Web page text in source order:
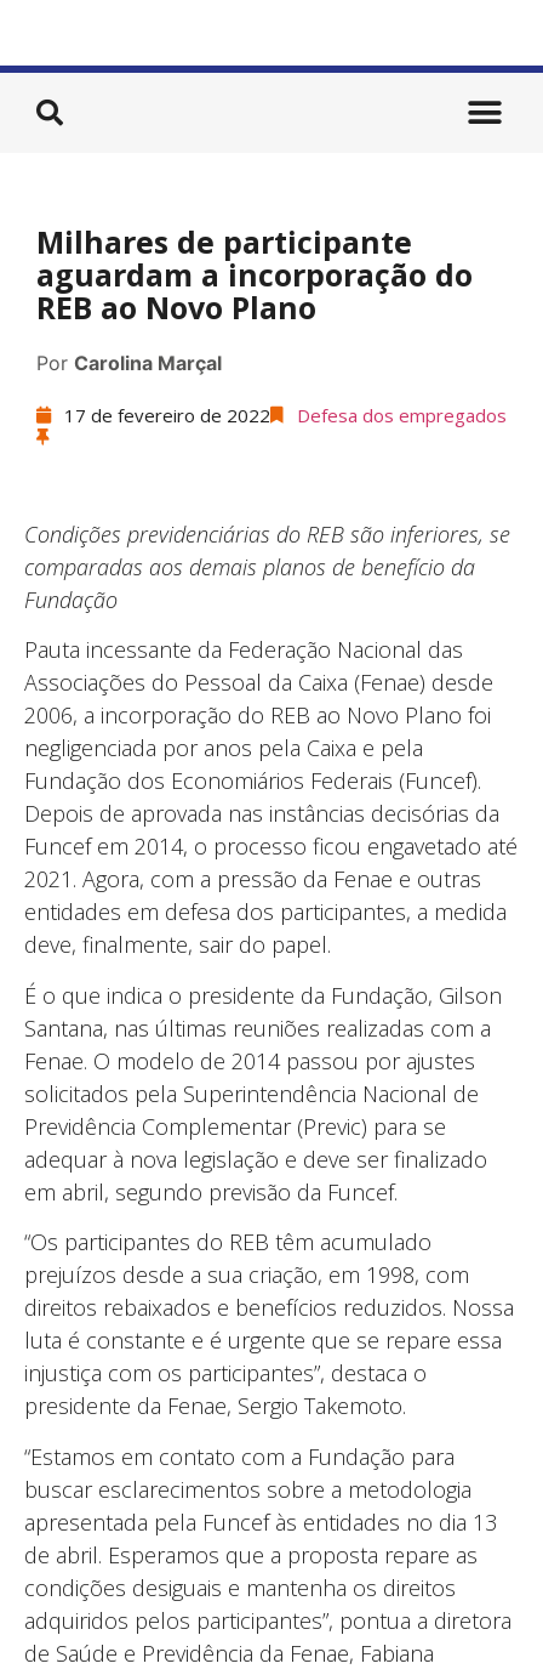
Milhares de participante
aguardam a incorporação do
REB ao Novo Plano
Por Carolina Marçal
17 de fevereiro de 2022 Defesa dos empregados
Condições previdenciárias do REB são inferiores, se
comparadas aos demais planos de benefício da
Fundação
Pauta incessante da Federação Nacional das
Associações do Pessoal da Caixa (Fenae) desde
2006, a incorporação do REB ao Novo Plano foi
negligenciada por anos pela Caixa e pela
Fundação dos Economiários Federais (Funcef).
Depois de aprovada nas instâncias decisórias da
Funcef em 2014, o processo ficou engavetado até
2021. Agora, com a pressão da Fenae e outras
entidades em defesa dos participantes, a medida
deve, finalmente, sair do papel.
É o que indica o presidente da Fundação, Gilson
Santana, nas últimas reuniões realizadas com a
Fenae. O modelo de 2014 passou por ajustes
solicitados pela Superintendência Nacional de
Previdência Complementar (Previc) para se
adequar à nova legislação e deve ser finalizado
em abril, segundo previsão da Funcef.
“Os participantes do REB têm acumulado
prejuízos desde a sua criação, em 1998, com
direitos rebaixados e benefícios reduzidos. Nossa
luta é constante e é urgente que se repare essa
injustiça com os participantes”, destaca o
presidente da Fenae, Sergio Takemoto.
“Estamos em contato com a Fundação para
buscar esclarecimentos sobre a metodologia
apresentada pela Funcef às entidades no dia 13
de abril. Esperamos que a proposta repare as
condições desiguais e mantenha os direitos
adquiridos pelos participantes”, pontua a diretora
de Saúde e Previdência da Fenae, Fabiana